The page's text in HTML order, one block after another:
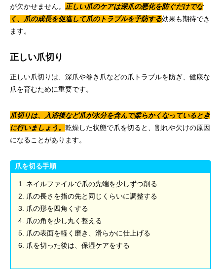
が欠かせません。
正しい爪のケアは深爪の悪化を防ぐだけでな
く、爪の成長を促進して爪のトラブルを予防する効果も期待でき
ます。
正しい爪切り
正しい爪切りは、深爪や巻き爪などの爪トラブルを防ぎ、健康な
爪を育むために重要です。
爪切りは、入浴後など爪が水分を含んで柔らかくなっているとき
に行いましょう。 乾燥した状態で爪を切ると、割れや欠けの原因
になることがあります。
爪を切る手順
ネイルファイルで爪の先端を少しずつ削る
爪の長さを指の先と同じくらいに調整する
爪の形を四角くする
爪の角を少し丸く整える
爪の表面を軽く磨き、滑らかに仕上げる
爪を切った後は、保湿ケアをする